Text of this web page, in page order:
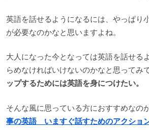
英語を話せるようになるには、やっぱり
が必要なのかなと思いますよね。
大人になった今となっては英語を話せる
らめなければいけないのかなと思ってみて
ップするためには英語を身につけたい。
そんな風に思っている方におすすめなの
事の英語 いますぐ話すためのアクショ